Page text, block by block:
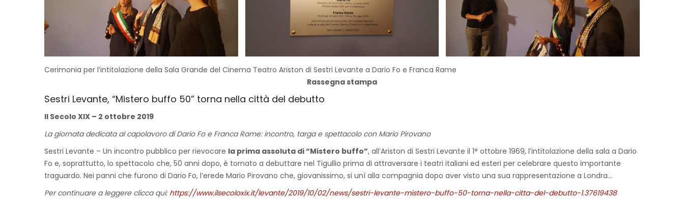
Cerimonia per l’intitolazione della Sala Grande del Cinema Teatro Ariston di Sestri Levante a Dario Fo e Franca Rame
Rassegna stampa
Sestri Levante, “Mistero buffo 50” torna nella città del debutto
Il Secolo XIX – 2 ottobre 2019
La giornata dedicata al capolavoro di Dario Fo e Franca Rame: incontro, targa e spettacolo con Mario Pirovano
Sestri Levante – Un incontro pubblico per rievocare la prima assoluta di “Mistero buffo”, all’Ariston di Sestri Levante il 1° ottobre 1969, l’intitolazione della sala a Dario
Fo e, soprattutto, lo spettacolo che, 50 anni dopo, è tornato a debuttare nel Tigullio prima di attraversare i teatri italiani ed esteri per celebrare questo importante
traguardo. Nei panni che furono di Dario Fo, l’erede Mario Pirovano che, giovanissimo, si unì alla compagnia dopo aver visto una sua rappresentazione a Londra…
Per continuare a leggere clicca qui:https://www.ilsecoloxix.it/levante/2019/10/02/news/sestri-levante-mistero-buffo-50-torna-nella-citta-del-debutto-1.37619438